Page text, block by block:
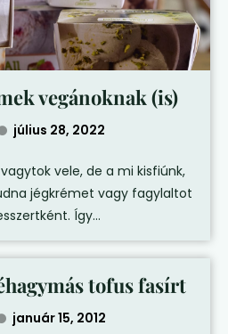
vegánoknak (is)
július 28, 2022
vele, de a mi kisfiúnk,
jégkrémet vagy fagylaltot
Így...
tofus fasírt
január 15, 2012